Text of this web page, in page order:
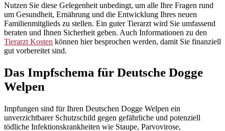
Nutzen Sie diese Gelegenheit unbedingt, um alle Ihre Fragen rund
um Gesundheit, Ernährung und die Entwicklung Ihres neuen
Familienmitglieds zu stellen. Ein guter Tierarzt wird Sie umfassend
beraten und Ihnen Sicherheit geben. Auch Informationen zu den
Tierarzt Kosten können hier besprochen werden, damit Sie finanziell
gut vorbereitet sind.
Das Impfschema für Deutsche Dogge
Welpen
Impfungen sind für Ihren Deutschen Dogge Welpen ein
unverzichtbarer Schutzschild gegen gefährliche und potenziell
tödliche Infektionskrankheiten wie Staupe, Parvovirose,